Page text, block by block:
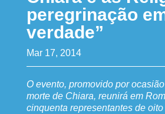
peregrinação
verdade”
Mar 17, 2014
O evento, promovido por
morte de Chiara, reunirá em
cinquenta representantes de